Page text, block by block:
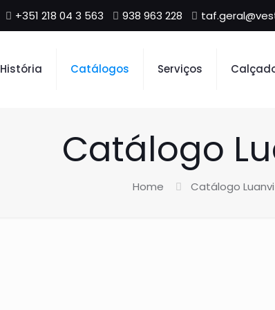
+351 218 04 3 563 938 963 228
História Catálogos Serviços
Catálogo
Home Catálogo Luanvi